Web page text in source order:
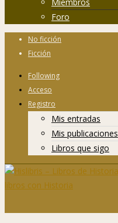
Foro
No ficción
Ficción
Following
Acceso
Registro
Mis entradas
Mis publicaciones
Libros que sigo